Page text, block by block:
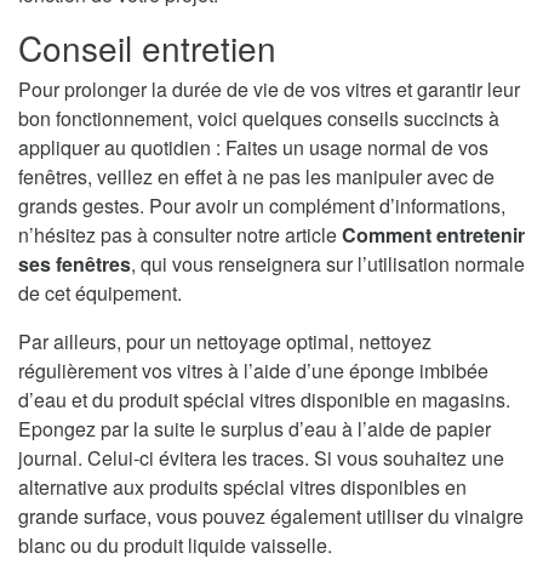
Conseil entretien
Pour prolonger la durée de vie de vos vitres et garantir leur
bon fonctionnement, voici quelques conseils succincts à
appliquer au quotidien : Faites un usage normal de vos
fenêtres, veillez en effet à ne pas les manipuler avec de
grands gestes. Pour avoir un complément d’informations,
n’hésitez pas à consulter notre articleComment entretenir
ses fenêtres, qui vous renseignera sur l’utilisation normale
de cet équipement.
Par ailleurs, pour un nettoyage optimal, nettoyez
régulièrement vos vitres à l’aide d’une éponge imbibée
d’eau et du produit spécial vitres disponible en magasins.
Epongez par la suite le surplus d’eau à l’aide de papier
journal. Celui-ci évitera les traces. Si vous souhaitez une
alternative aux produits spécial vitres disponibles en
grande surface, vous pouvez également utiliser du vinaigre
blanc ou du produit liquide vaisselle.